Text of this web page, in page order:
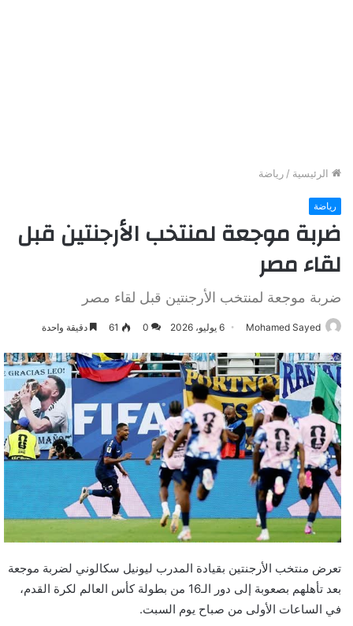
الرئيسية / رياضة
رياضة
ضربة موجعة لمنتخب الأرجنتين قبل
لقاء مصر
ضربة موجعة لمنتخب الأرجنتين قبل لقاء مصر
Mohamed Sayed 6 يوليو، 2026 0
61 دقيقة واحدة
تعرض منتخب الأرجنتين بقيادة المدرب ليونيل سكالوني لضربة موجعة
بعد تأهلهم بصعوبة إلى دور الـ16 من بطولة كأس العالم لكرة القدم،
في الساعات الأولى من صباح يوم السبت.